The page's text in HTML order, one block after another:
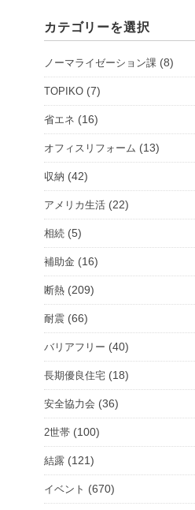
ョ
ル
ー
を
選
択
カテゴリーを選択
ノーマライゼーション課 (8)
TOPIKO (7)
省エネ (16)
オフィスリフォーム (13)
収納 (42)
アメリカ生活 (22)
相続 (5)
補助金 (16)
断熱 (209)
耐震 (66)
バリアフリー (40)
長期優良住宅 (18)
安全協力会 (36)
2世帯 (100)
結露 (121)
イベント (670)